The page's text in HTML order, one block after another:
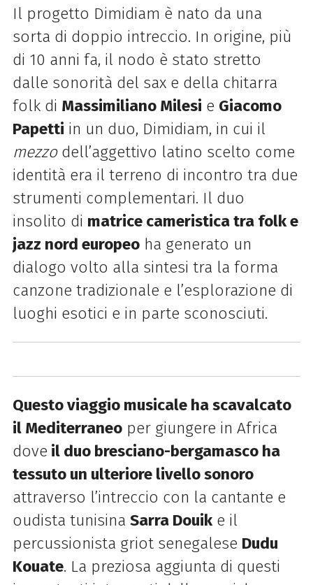
Il progetto Dimidiam è nato da una
sorta di doppio intreccio. In origine, più
di 10 anni fa, il nodo è stato stretto
dalle sonorità del sax e della chitarra
folk di Massimiliano Milesi e Giacomo
Papetti in un duo, Dimidiam, in cui il
mezzodell’aggettivo latino scelto come
identità era il terreno di incontro tra due
strumenti complementari. Il duo
insolito di matrice cameristica tra folk e
jazz nord europeoha generato un
dialogo volto alla sintesi tra la forma
canzone tradizionale e l’esplorazione di
luoghi esotici e in parte sconosciuti.
Questo viaggio musicale ha scavalcato
il Mediterraneoper giungere in Africa
dove il duo bresciano-bergamasco ha
tessuto un ulteriore livello sonoro
attraverso l’intreccio con la cantante e
oudista tunisina Sarra Douike il
percussionista griot senegalese Dudu
Kouate. La preziosa aggiunta di questi